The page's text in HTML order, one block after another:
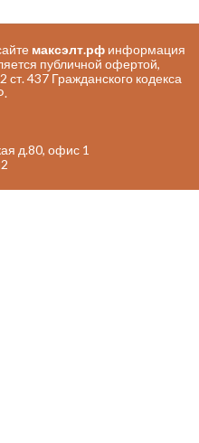
максэлт.рфинформация
публичной офертой,
437 Гражданского кодекса
д.80, офис 1